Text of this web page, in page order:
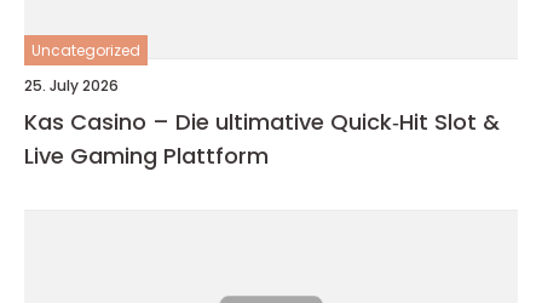
Uncategorized
25. July 2026
Kas Casino – Die ultimative Quick‑Hit Slot &
Live Gaming Plattform